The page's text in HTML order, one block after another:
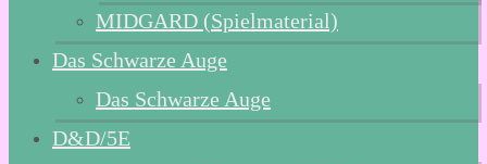
MIDGARD (Spielmaterial)
Das Schwarze Auge
Das Schwarze Auge
D&D/5E